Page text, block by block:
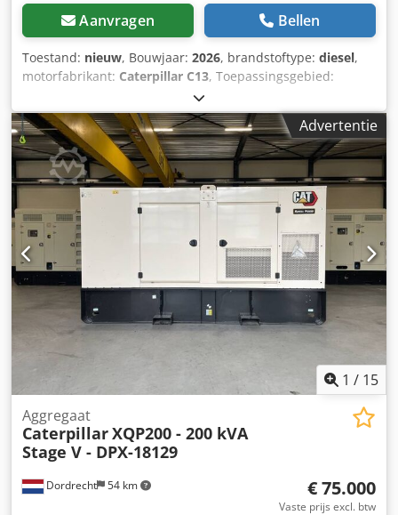
Aanvragen Bellen
Toestand: nieuw, Bouwjaar: 2026, brandstoftype: diesel,
motorfabrikant: Caterpillar C13, Toepassingsgebied:
bouwsector Leeggewicht: 3.886 kg Generatorvermogen:
550 kVA Chjdsxvk Hwjpfx Ammsa Afmetingen laadruimte:
477 x 163 x 236 cm CE-markering: ja
Leveringsvoorwaarden: EXW Inhoud watertank: 721 l
Productieland: CN Neem contact op met Team DPX voor
meer informatie. = Verdere opties en accessoires = - Accu -
Bedieningspaneel - Stalen dak - Tankwagen
Advertentie
1 / 15
Dordrecht 54 km
Aggregaat
CaterpillarXQP200 - 200 kVA
Stage V - DPX-18129
€ 75.000
Vaste prijs excl. btw